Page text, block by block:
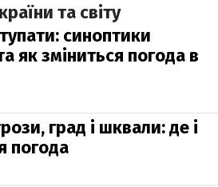
та світу
синоптики
як зміниться погода в
град і шквали: де і
погода